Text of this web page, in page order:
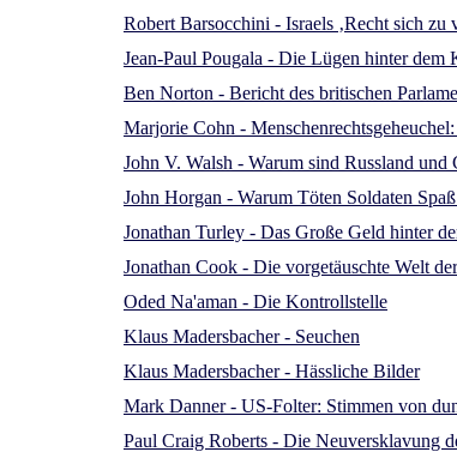
Robert Barsocchini - Israels ‚Recht sich
Jean-Paul Pougala - Die Lügen hinter dem
Ben Norton - Bericht des britischen
Marjorie Cohn -
John V. Walsh - Warum sind Russland
John Horgan - Warum Töten Soldaten
Jonathan Turley - Das Große Geld hinter
Jonathan Cook - Die vorgetäuschte Welt
Oded Na'aman - Die Kontrollstelle
Klaus Madersbacher - Seuchen
Klaus Madersbacher - Hässliche Bilder
Mark Danner - US-Folter: Stimmen von
Paul Craig Roberts - Die Neuversklavung